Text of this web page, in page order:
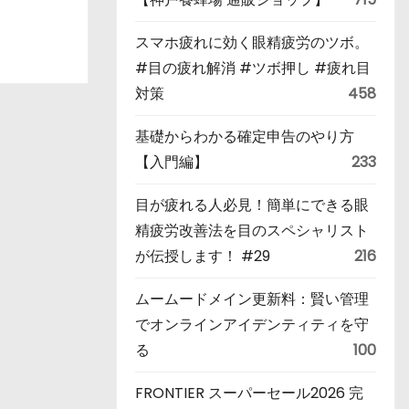
スマホ疲れに効く眼精疲労のツボ。
#目の疲れ解消 #ツボ押し #疲れ目
対策
458
基礎からわかる確定申告のやり方
【入門編】
233
目が疲れる人必見！簡単にできる眼
精疲労改善法を目のスペシャリスト
が伝授します！ #29
216
ムームードメイン更新料：賢い管理
でオンラインアイデンティティを守
る
100
FRONTIER スーパーセール2026 完